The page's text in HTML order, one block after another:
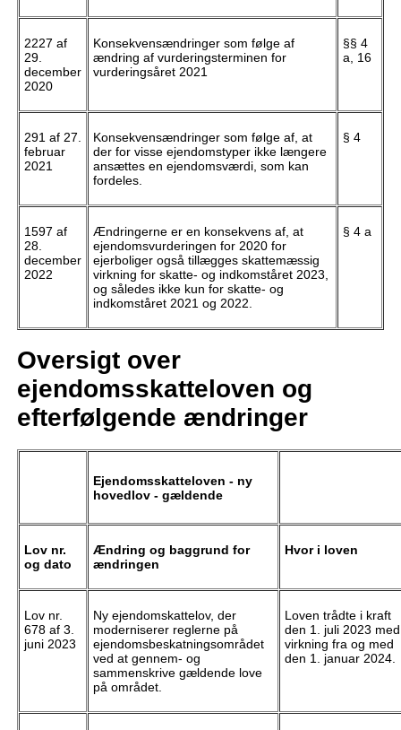
2227 af
29.
december
2020
Konsekvensændringer som følge af
ændring af vurderingsterminen for
vurderingsåret 2021
§§ 4
a, 16
291 af 27.
februar
2021
Konsekvensændringer som følge af, at
der for visse ejendomstyper ikke længere
ansættes en ejendomsværdi, som kan
fordeles.
§ 4
1597 af
28.
december
2022
Ændringerne er en konsekvens af, at
ejendomsvurderingen for 2020 for
ejerboliger også tillægges skattemæssig
virkning for skatte- og indkomståret 2023,
og således ikke kun for skatte- og
indkomståret 2021 og 2022.
§ 4 a
Oversigt over
ejendomsskatteloven og
efterfølgende ændringer
Ejendomsskatteloven - ny
hovedlov - gældende
Lov nr.
og dato
Ændring og baggrund for
ændringen
Hvor i loven
Lov nr.
678 af 3.
juni 2023
Ny ejendomskattelov, der
moderniserer reglerne på
ejendomsbeskatningsområdet
ved at gennem- og
sammenskrive gældende love
på området.
Loven trådte i kraft
den 1. juli 2023 med
virkning fra og med
den 1. januar 2024.